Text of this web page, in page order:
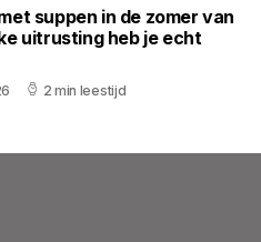
suppen in de zomer van
uitrusting heb je echt
2 min leestijd